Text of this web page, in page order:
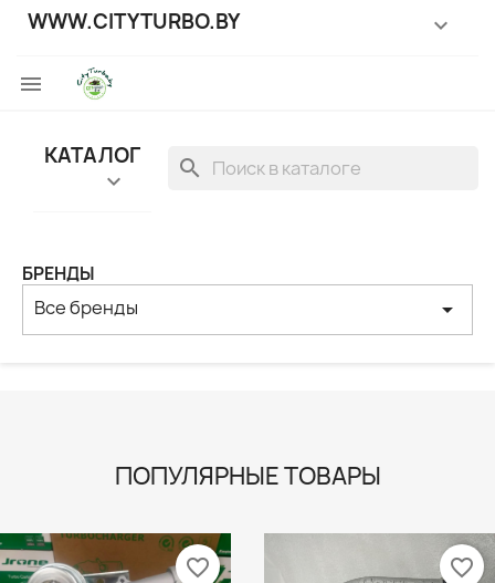
WWW.CITYTURBO.BY 

КАТАЛОГ

search
БРЕНДЫ
Все бренды arrow_drop_down
ПОПУЛЯРНЫЕ ТОВАРЫ
favorite_border favorite_border